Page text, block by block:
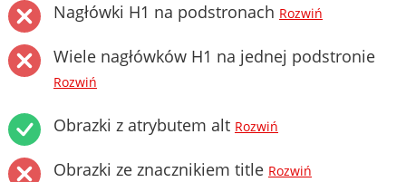
Nagłówki H1 na podstronach Rozwiń
Wiele nagłówków H1 na jednej podstronie
Rozwiń
Obrazki z atrybutem alt Rozwiń
Obrazki ze znacznikiem title Rozwiń